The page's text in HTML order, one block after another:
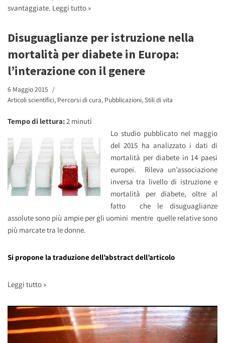
svantaggiate. Leggi tutto »
Disuguaglianze per istruzione nella
mortalità per diabete in Europa:
l’interazione con il genere
6 Maggio 2015
Articoli scientifici, Percorsi di cura, Pubblicazioni,Stili di vita
Tempo di lettura:2 minuti
Lo studio pubblicato nel maggio
del 2015 ha analizzato i dati di
mortalità per diabete in 14 paesi
europei. Rileva un’associazione
inversa tra livello di istruzione e
mortalità per diabete, oltre al
fatto che le disuguaglianze
assolute sono più ampie per gli uomini mentre quelle relative sono
più marcate tra le donne.
Si propone la traduzione dell’abstract dell’articolo
Leggi tutto »